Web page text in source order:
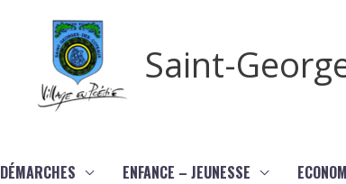
Saint-
DÉMARCHES ENFANCE – JEUNESSE